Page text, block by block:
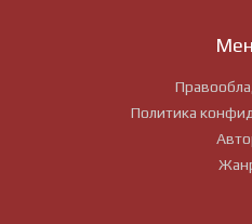
Политика